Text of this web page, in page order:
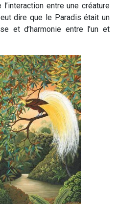
entre une créature
dire que le Paradis était un
et d’harmonie entre l’un et